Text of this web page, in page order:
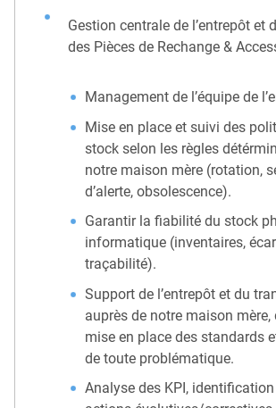
Gestion centrale de l’entrepôt et
des Pièces de Rechange &
Management de l’équipe de
Mise en place et suivi des
stock selon les règles
notre maison mère (rotation,
d’alerte, obsolescence).
Garantir la fiabilité du stock
informatique (inventaires,
traçabilité).
Support de l’entrepôt et du
auprès de notre maison mère,
mise en place des standards
de toute problématique.
Analyse des KPI,